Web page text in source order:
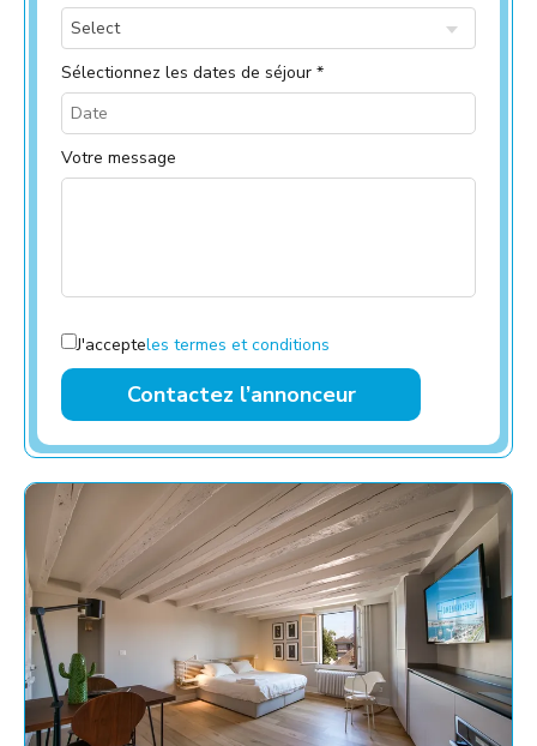
Select
Sélectionnez les dates de séjour *
Votre message
J'accepteles termes et conditions
Contactez l’annonceur